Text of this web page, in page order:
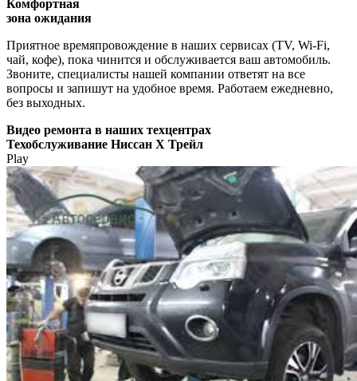
Комфортная
зона ожидания
Приятное времяпровождение в наших сервисах (TV, Wi-Fi,
чай, кофе), пока чинится и обслуживается ваш автомобиль.
Звоните, специалисты нашей компании ответят на все
вопросы и запишут на удобное время. Работаем ежедневно,
без выходных.
Видео ремонта в наших техцентрах
Техобслуживание Ниссан Х Трейл
Play